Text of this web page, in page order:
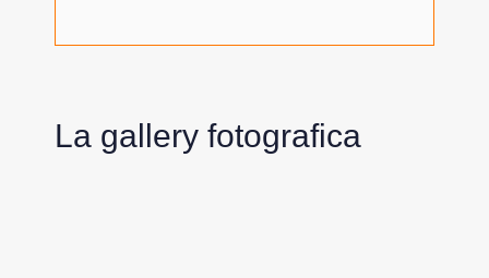
La gallery fotografica